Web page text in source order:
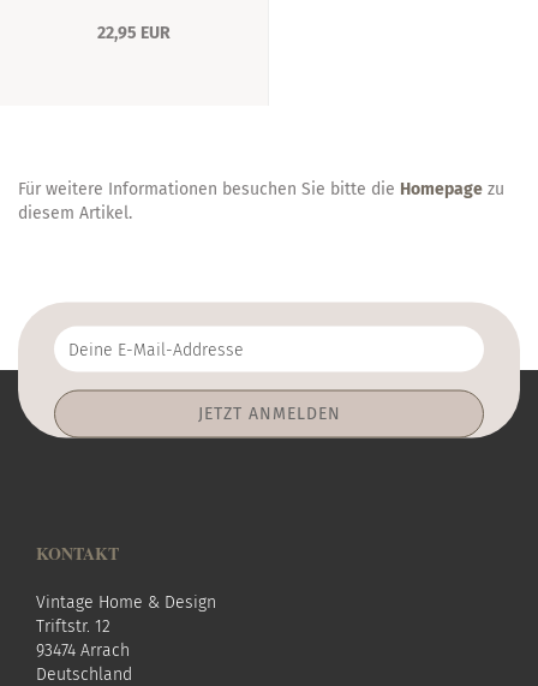
22,95 EUR
Für weitere Informationen besuchen Sie bitte die Homepage zu
diesem Artikel.
Deine
E-
Addresse
KONTAKT
Vintage Home & Design
Triftstr. 12
93474 Arrach
Deutschland